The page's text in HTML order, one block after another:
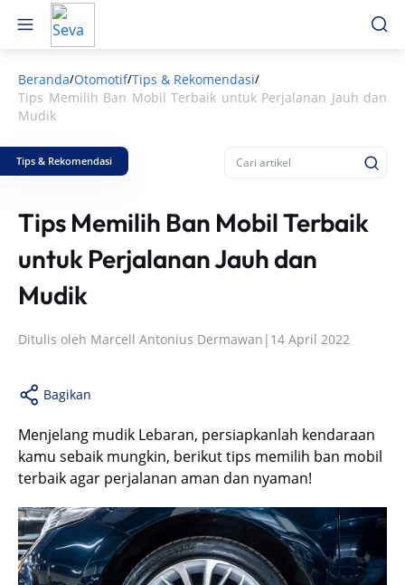
Beranda/Otomotif/Tips & Rekomendasi/
Tips Memilih Ban Mobil Terbaik untuk Perjalanan Jauh dan
Mudik
Tips & Rekomendasi
Tips Memilih Ban Mobil Terbaik
untuk Perjalanan Jauh dan
Mudik
Ditulis oleh Marcell Antonius Dermawan | 14 April 2022
Bagikan
Menjelang mudik Lebaran, persiapkanlah kendaraan
kamu sebaik mungkin, berikut tips memilih ban mobil
terbaik agar perjalanan aman dan nyaman!